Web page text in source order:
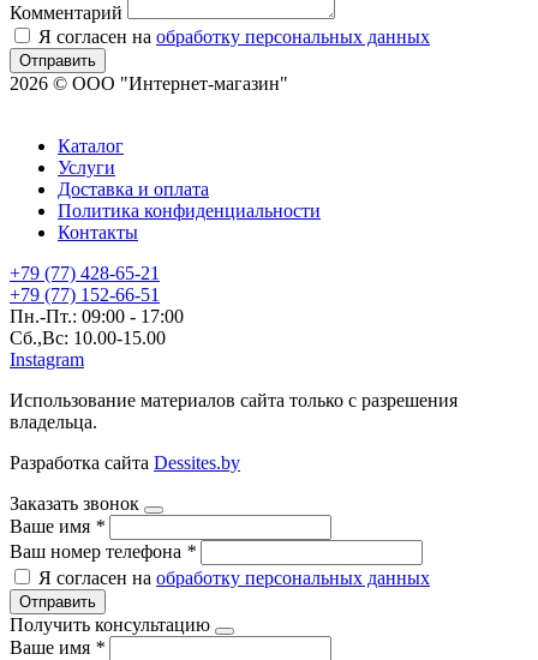
Комментарий
Я согласен на обработку персональных данных
Отправить
2026 © ООО "Интернет-магазин"
Каталог
Услуги
Доставка и оплата
Политика конфиденциальности
Контакты
+79 (77) 428-65-21
+79 (77) 152-66-51
Пн.-Пт.: 09:00 - 17:00
Сб.,Вс: 10.00-15.00
Instagram
Использование материалов сайта только с разрешения
владельца.
Разработка сайта Dessites.by
Заказать звонок
Ваше имя *
Ваш номер телефона *
Я согласен на обработку персональных данных
Отправить
Получить консультацию
Ваше имя *